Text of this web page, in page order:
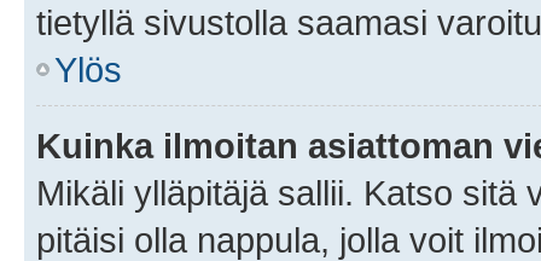
tietyllä sivustolla saamasi
Ylös
Kuinka ilmoitan asiattoman
Mikäli ylläpitäjä sallii. Katso sitä
pitäisi olla nappula, jolla voit